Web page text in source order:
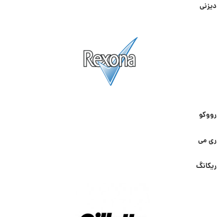
دیزنی
رووکو
ری می
ریکانگ